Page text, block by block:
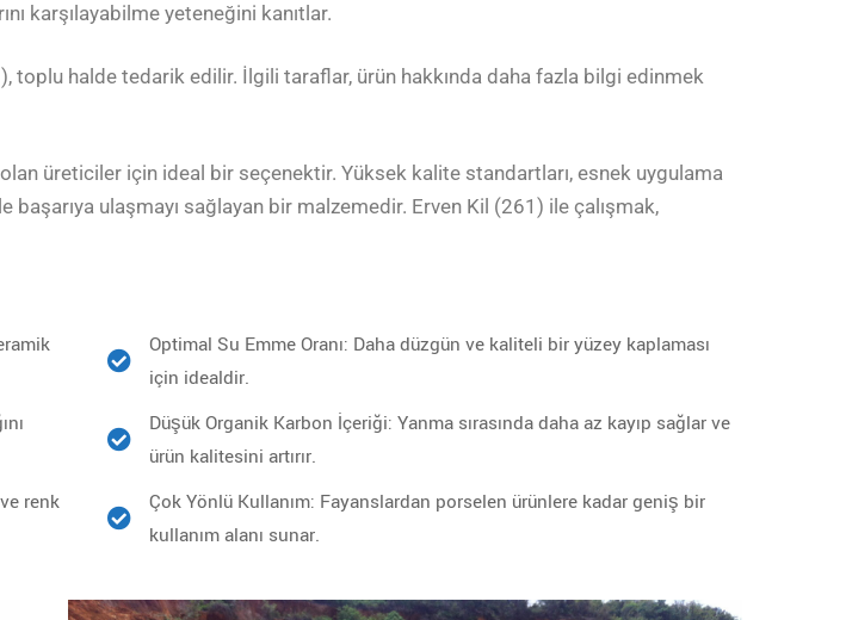
karşılayabilme yeteneğini kanıtlar.
toplu halde tedarik edilir. İlgili taraflar, ürün hakkında daha fazla bilgi edinmek
üreticiler için ideal bir seçenektir. Yüksek kalite standartları, esnek uygulama
ulaşmayı sağlayan bir malzemedir. Erven Kil (261) ile çalışmak,
renk
Optimal Su Emme Oranı: Daha düzgün ve kaliteli bir yüzey kaplaması
için idealdir.
Düşük Organik Karbon İçeriği: Yanma sırasında daha az kayıp sağlar ve
ürün kalitesini artırır.
Çok Yönlü Kullanım: Fayanslardan porselen ürünlere kadar geniş bir
kullanım alanı sunar.